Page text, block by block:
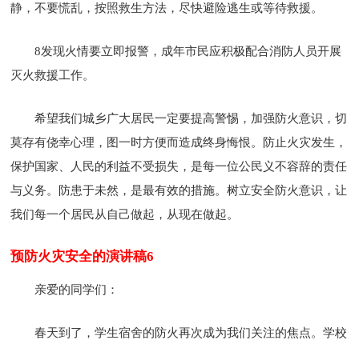
静，不要慌乱，按照救生方法，尽快避险逃生或等待救援。
8发现火情要立即报警，成年市民应积极配合消防人员开展
灭火救援工作。
希望我们城乡广大居民一定要提高警惕，加强防火意识，切
莫存有侥幸心理，图一时方便而造成终身悔恨。防止火灾发生，
保护国家、人民的利益不受损失，是每一位公民义不容辞的责任
与义务。防患于未然，是最有效的措施。树立安全防火意识，让
我们每一个居民从自己做起，从现在做起。
预防火灾安全的演讲稿6
亲爱的同学们：
春天到了，学生宿舍的防火再次成为我们关注的焦点。学校